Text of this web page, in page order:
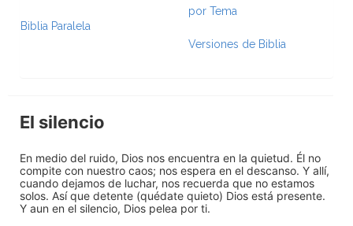
Biblia Paralela
por Tema
Versiones de Biblia
El silencio
En medio del ruido, Dios nos encuentra en la quietud. Él no
compite con nuestro caos; nos espera en el descanso. Y allí,
cuando dejamos de luchar, nos recuerda que no estamos
solos. Así que detente (quédate quieto) Dios está presente.
Y aun en el silencio, Dios pelea por ti.